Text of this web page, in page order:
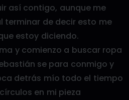
así contigo, aunque me
terminar de decir esto me
estoy diciendo.
y comienzo a buscar ropa
se para conmigo y
detrás mío todo el tiempo
en mi pieza